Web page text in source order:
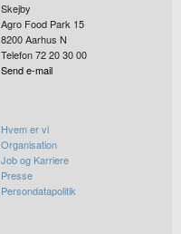
Skejby
Agro Food Park 15
8200Aarhus N
Telefon 72 20 30 00
Send e-mail
Hvem er vi
Organisation
Job og Karriere
Presse
Persondatapolitik